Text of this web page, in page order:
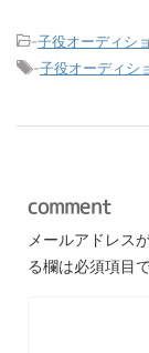
-子役オーディシ
-子役オーディシ
comment
メールアドレス
る欄は必須項目